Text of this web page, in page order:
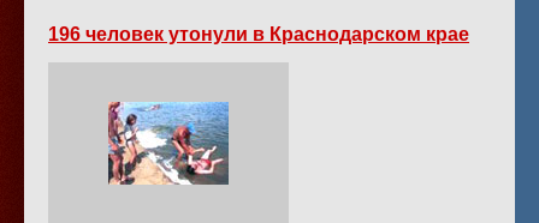
196 человек утонули в Краснодарском крае